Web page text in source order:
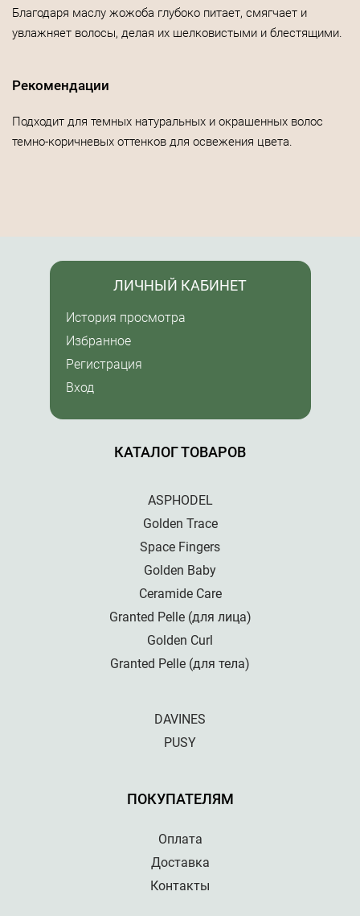
Благодаря маслу жожоба глубоко питает, смягчает и
увлажняет волосы, делая их шелковистыми и блестящими.
Рекомендации
Подходит для темных натуральных и окрашенных волос
темно-коричневых оттенков для освежения цвета.
КАТАЛОГ ТОВАРОВ
ASPHODEL
Golden Trace
Space Fingers
Golden Baby
Ceramide Care
Granted Pelle (для лица)
Golden Curl
Granted Pelle (для тела)
DAVINES
PUSY
ПОКУПАТЕЛЯМ
Оплата
Доставка
Контакты
ЛИЧНЫЙ КАБИНЕТ
История просмотра
Избранное
Регистрация
Вход